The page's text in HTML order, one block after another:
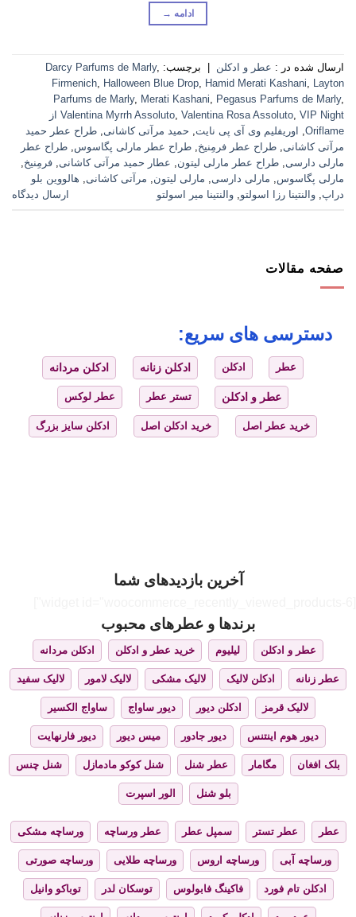
ادامه →
ارسال شده در : عطر و ادکلن برچسب: Darcy Parfums de Marly,
Firmenich
Halloween Blue Drop Hamid Merati Kashani
Layton
Parfums de Marly, Merati Kashani Pegasus Parfums de Marly,
Valentina Myrrh Assoluto Valentina Rosa Assoluto
VIP Night از
Oriflame
اوریفلیم وی آی پی نایت حمید مرآتی کاشانی طراح عطر حمید
مرآتی کاشانی طراح عطر فرمِنیخ طراح عطر مارلی پگاسوس طراح عطر
مارلی دارسی طراح عطر مارلی لیتون عطار حمید مرآتی کاشانی فرمِنیخ
مارلی پگاسوس
مارلی دارسی مارلی لیتون مرآتی کاشانی
هالووین بلو
دراپ والنتینا رزا اسولتو والنتینا میر اسولتو ارسال دیدگاه
صفحه مقالات
دسترسی های سریع:
عطر ادکلن ادکلن زنانه ادکلن مردانه
عطر و ادکلن تستر عطر عطر لوکس
خرید عطر اصل خرید ادکلن اصل ادکلن سایز بزرگ
آخرین بازدیدهای شما
برندها و عطرهای محبوب
عطر و ادکلن لیلیوم خرید عطر و ادکلن ادکلن مردانه
عطر زنانه ادکلن لالیک لالیک مشکی لالیک لامور لالیک سفید
لالیک قرمز ادکلن دیور دیور ساواج ساواج الکسیر
دیور هوم اینتنس دیور جادور میس دیور دیور فارنهایت
بلک افغان مگامار عطر شنل شنل کوکو مادمازل شنل چنس
بلو شنل الور اسپرت
عطر عطر تستر سمپل عطر عطر ورساچه ورساچه مشکی
ورساچه آبی ورساچه اروس ورساچه طلایی ورساچه صورتی
ادکلن تام فورد فاکینگ فابولوس توسکان لدر توباکو وانیل